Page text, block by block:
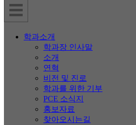
학과소개
학과장 인사말
소개
연혁
비전 및 진로
학과를 위한 기부
PCE 소식지
홍보자료
찾아오시는길